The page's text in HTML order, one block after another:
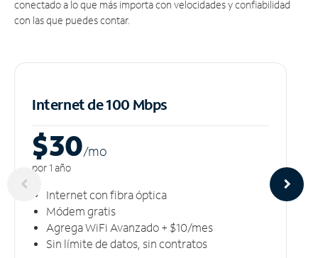
conectado a lo que más importa con velocidades y confiabilidad
con las que puedes contar.
Internet de 100 Mbps
$30/mo
por 1 año
Internet con fibra óptica
Módem gratis
Agrega WiFi Avanzado + $10/mes
Sin límite de datos, sin contratos